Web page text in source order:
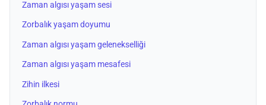
Zaman algısı yaşam sesi
Zorbalık yaşam doyumu
Zaman algısı yaşam gelenekselliği
Zaman algısı yaşam mesafesi
Zihin ilkesi